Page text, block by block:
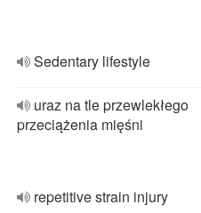
Sedentary lifestyle
uraz na tle przewlekłego
przeciążenia mięśni
repetitive strain injury